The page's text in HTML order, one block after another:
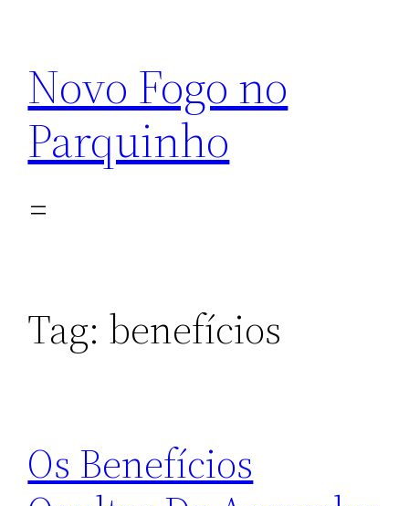
conteúdo
Novo Fogo no
Parquinho
Tag: benefícios
Os Benefícios